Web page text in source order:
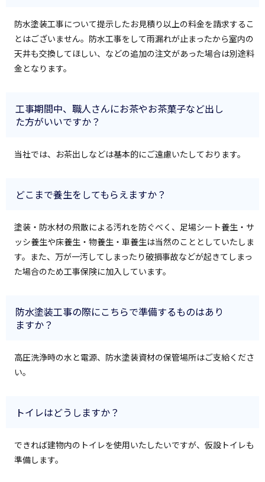
防水塗装工事について提示したお見積り以上の料金を請求するこ
とはございません。防水工事をして雨漏れが止まったから室内の
天井も交換してほしい、などの追加の注文があった場合は別途料
金となります。
工事期間中、職人さんにお茶やお茶菓子など出し
た方がいいですか？
当社では、お茶出しなどは基本的にご遠慮いたしております。
どこまで養生をしてもらえますか？
塗装・防水材の飛散による汚れを防ぐべく、足場シート養生・サ
ッシ養生や床養生・物養生・車養生は当然のこととしていたしま
す。また、万が一汚してしまったり破損事故などが起きてしまっ
た場合のため工事保険に加入しています。
防水塗装工事の際にこちらで準備するものはあり
ますか？
高圧洗浄時の水と電源、防水塗装資材の保管場所はご支給くださ
い。
トイレはどうしますか？
できれば建物内のトイレを使用いたしたいですが、仮設トイレも
準備します。